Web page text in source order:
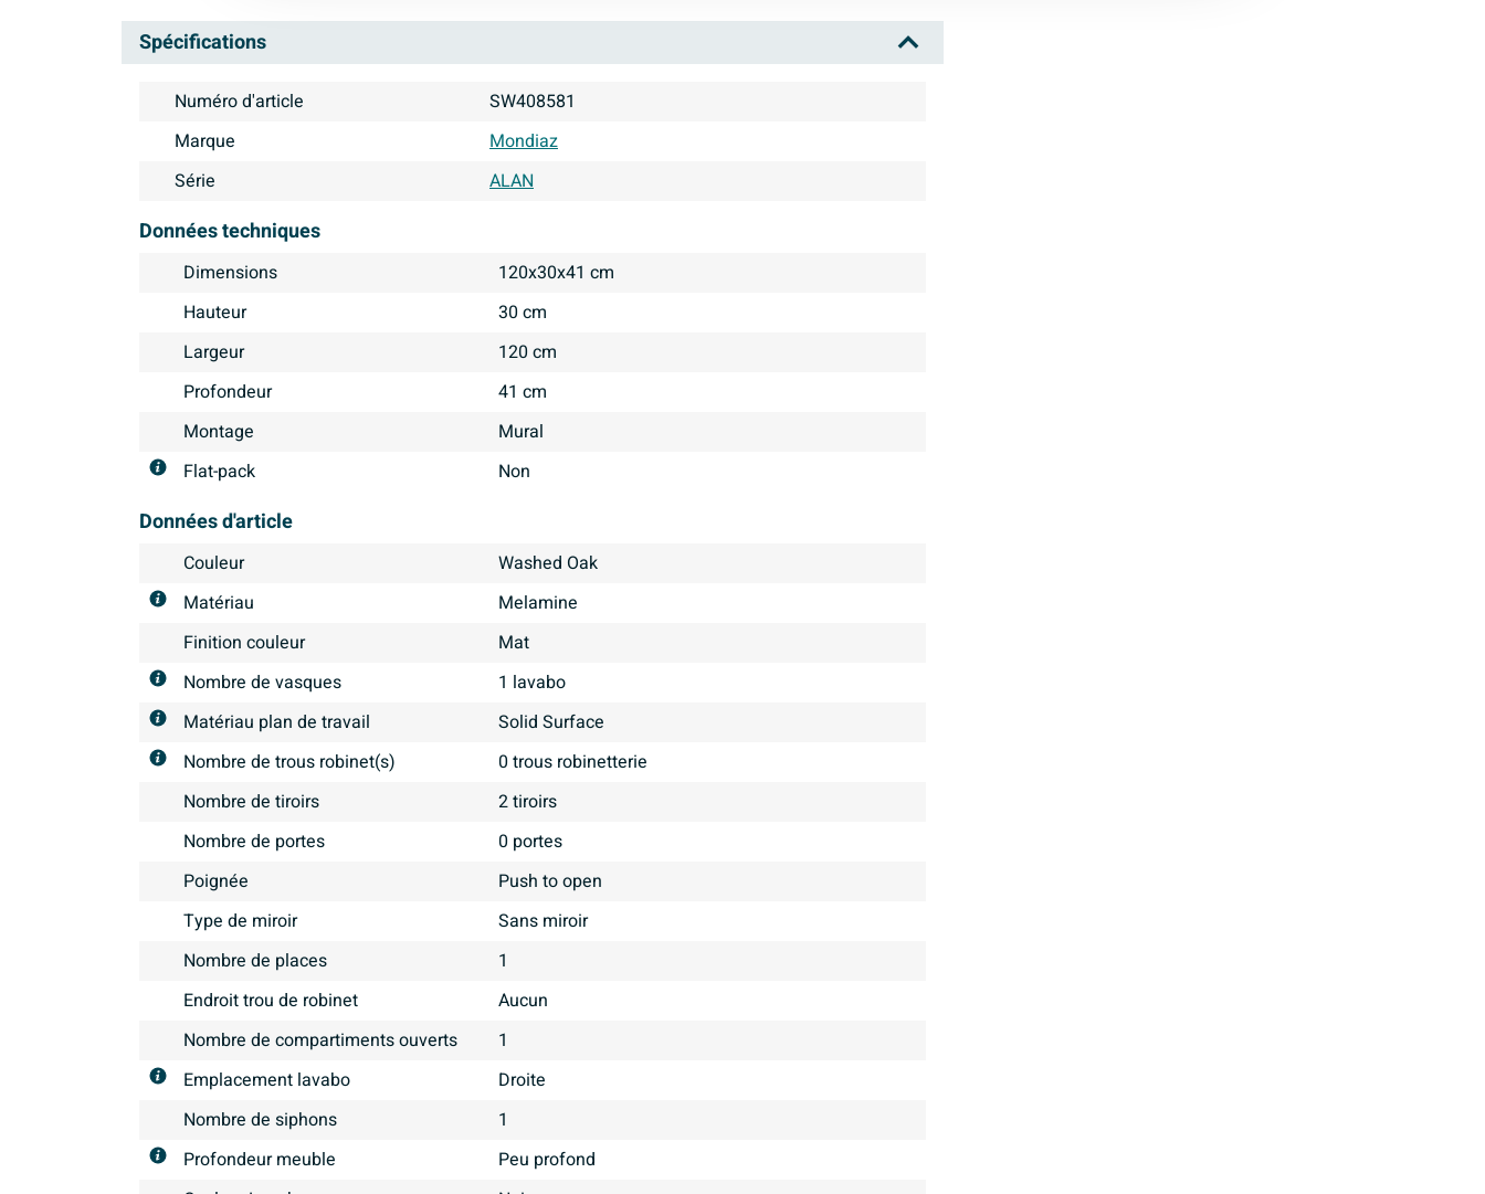
Spécifications
Numéro d'article
SW408581
Marque
Mondiaz
Série
ALAN
Données techniques
Dimensions
120x30x41 cm
Hauteur
30 cm
Largeur
120 cm
Profondeur
41 cm
Montage
Mural
Flat-pack
Non
Données d'article
Couleur
Washed Oak
Matériau
Melamine
Finition couleur
mat
Nombre de vasques
1 lavabo
Matériau plan de travail
Solid Surface
Nombre de trous robinet(s)
0 trous robinetterie
Nombre de tiroirs
2 tiroirs
Nombre de portes
0 portes
Poignée
Push to open
Type de miroir
Sans miroir
Nombre de places
1
Endroit trou de robinet
aucun
Nombre de compartiments ouverts
1
Emplacement lavabo
Droite
Nombre de siphons
1
Profondeur meuble
Peu profond